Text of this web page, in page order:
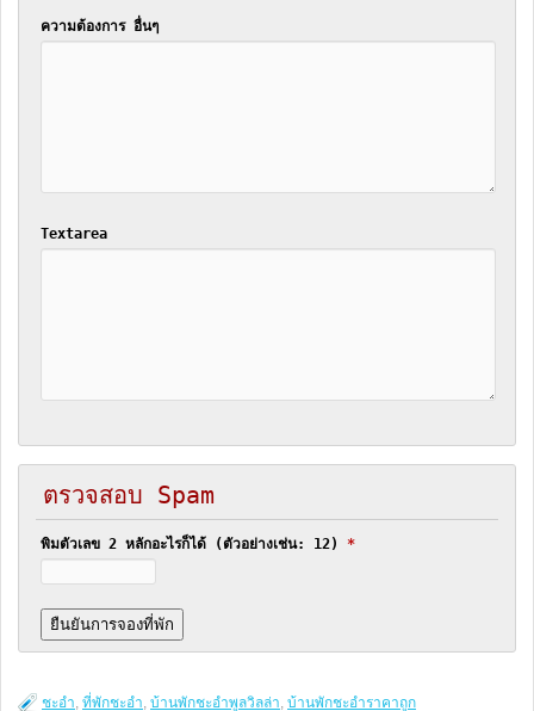
ความต้องการ อื่นๆ
Textarea
ตรวจสอบ Spam
พิมตัวเลข 2 หลักอะไรก็ได้ (ตัวอย่างเช่น: 12) *
ชะอำ, ที่พักชะอำ, บ้านพักชะอำพูลวิลล่า, บ้านพักชะอำราคาถูก